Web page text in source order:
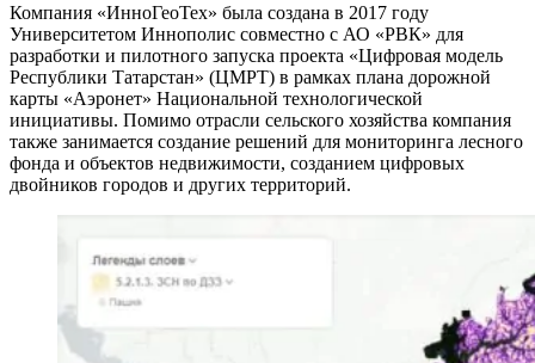
Компания «ИнноГеоТех» была создана в 2017 году
Университетом Иннополис совместно с АО «РВК» для
разработки и пилотного запуска проекта «Цифровая модель
Республики Татарстан» (ЦМРТ) в рамках плана дорожной
карты «Аэронет» Национальной технологической
инициативы. Помимо отрасли сельского хозяйства компания
также занимается создание решений для мониторинга лесного
фонда и объектов недвижимости, созданием цифровых
двойников городов и других территорий.